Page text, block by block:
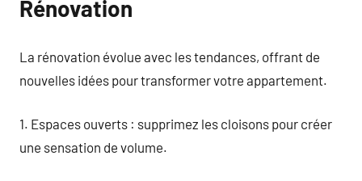
Rénovation
La rénovation évolue avec les tendances, offrant de
nouvelles idées pour transformer votre appartement.
1. Espaces ouverts : supprimez les cloisons pour créer
une sensation de volume.